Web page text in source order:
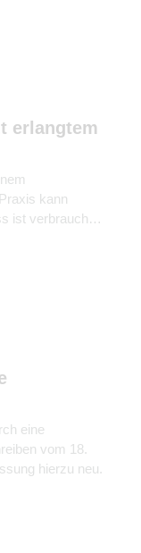
erlangtem
kann
ist verbraucht,
kommt
eine
vom 18.
hierzu neu.